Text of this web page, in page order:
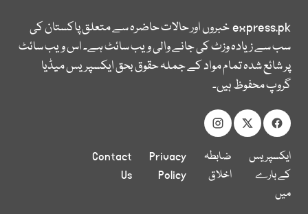
express.pkخبروں اور حالات حاضرہ سے متعلق پاکستان کی
سب سے زیادہ وزٹ کی جانے والی ویب سائٹ ہے۔ اس ویب سائٹ
پر شائع شدہ تمام مواد کے جملہ حقوق بحق ایکسپریس میڈیا
گروپ محفوظ ہیں۔
ایکسپریس
کے بارے
میں
ضابطہ
اخلاق
Privacy
Policy
Contact
Us